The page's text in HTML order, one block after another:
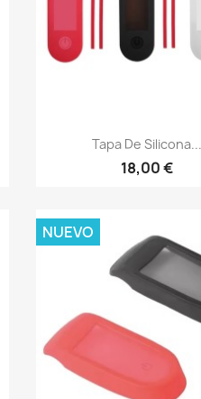
Vista rápida
Tapa De Silicona...
18,00 €
NUEVO